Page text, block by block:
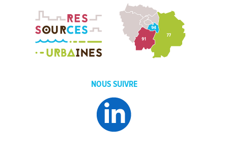
NOUS SUIVRE